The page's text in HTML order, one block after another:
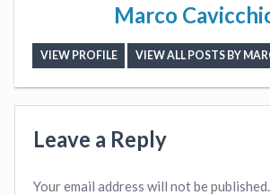
Marco
VIEW PROFILE VIEW ALL POSTS BY
Leave a Reply
Your email address will not be published.